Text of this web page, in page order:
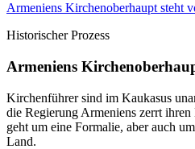
Armeniens Kirchenoberhaupt steht
Historischer Prozess
Armeniens
Kirchenführer sind im Kaukasus
die Regierung Armeniens zerrt
geht um eine Formalie, aber auch
Land.